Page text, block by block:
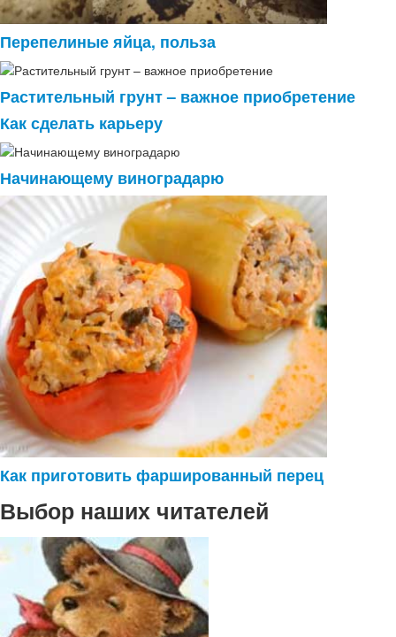
Перепелиные яйца, польза
Растительный грунт – важное приобретение
Как сделать карьеру
Начинающему виноградарю
Как приготовить фаршированный перец
Выбор наших читателей